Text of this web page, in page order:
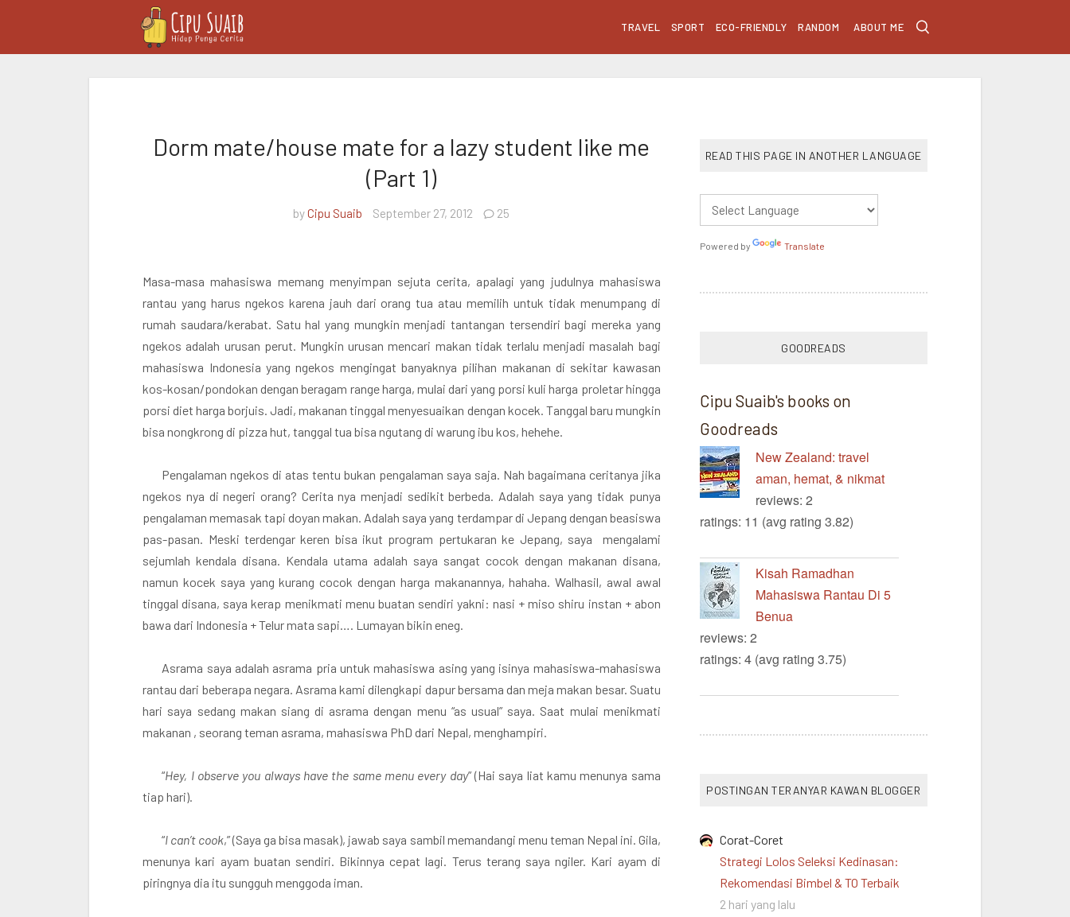
TRAVEL SPORT ECO-FRIENDLY RANDOM ABOUT ME
Dorm mate/house mate for a lazy student like me
(Part 1)
byCipu Suaib September 27, 2012 25
Masa-masa mahasiswa memang menyimpan sejuta cerita, apalagi yang judulnya mahasiswa
rantau yang harus ngekos karena jauh dari orang tua atau memilih untuk tidak menumpang di
rumah saudara/kerabat. Satu hal yang mungkin menjadi tantangan tersendiri bagi mereka yang
ngekos adalah urusan perut. Mungkin urusan mencari makan tidak terlalu menjadi masalah bagi
mahasiswa Indonesia yang ngekos mengingat banyaknya pilihan makanan di sekitar kawasan
kos-kosan/pondokan dengan beragam range harga, mulai dari yang porsi kuli harga proletar hingga
porsi diet harga borjuis. Jadi, makanan tinggal menyesuaikan dengan kocek. Tanggal baru mungkin
bisa nongkrong di pizza hut, tanggal tua bisa ngutang di warung ibu kos, hehehe.
Pengalaman ngekos di atas tentu bukan pengalaman saya saja. Nah bagaimana ceritanya jika
ngekos nya di negeri orang? Cerita nya menjadi sedikit berbeda. Adalah saya yang tidak punya
pengalaman memasak tapi doyan makan. Adalah saya yang terdampar di Jepang dengan beasiswa
pas-pasan. Meski terdengar keren bisa ikut program pertukaran ke Jepang, saya mengalami
sejumlah kendala disana. Kendala utama adalah saya sangat cocok dengan makanan disana,
namun kocek saya yang kurang cocok dengan harga makanannya, hahaha. Walhasil, awal awal
tinggal disana, saya kerap menikmati menu buatan sendiri yakni: nasi + miso shiru instan + abon
bawa dari Indonesia + Telur mata sapi…. Lumayan bikin eneg.
Asrama saya adalah asrama pria untuk mahasiswa asing yang isinya mahasiswa-mahasiswa
rantau dari beberapa negara. Asrama kami dilengkapi dapur bersama dan meja makan besar. Suatu
hari saya sedang makan siang di asrama dengan menu “as usual” saya. Saat mulai menikmati
makanan , seorang teman asrama, mahasiswa PhD dari Nepal, menghampiri.
“Hey, I observe you always have the same menu every day” (Hai saya liat kamu menunya sama
tiap hari).
“I can’t cook,” (Saya ga bisa masak), jawab saya sambil memandangi menu teman Nepal ini. Gila,
menunya kari ayam buatan sendiri. Bikinnya cepat lagi. Terus terang saya ngiler. Kari ayam di
piringnya dia itu sungguh menggoda iman.
READ THIS PAGE IN ANOTHER LANGUAGE
Powered by Translate
GOODREADS
Cipu Suaib's books on
Goodreads
New Zealand: travel
aman, hemat, & nikmat
reviews: 2
ratings: 11 (avg rating 3.82)
Kisah Ramadhan
Mahasiswa Rantau Di 5
Benua
reviews: 2
ratings: 4 (avg rating 3.75)
POSTINGAN TERANYAR KAWAN BLOGGER
Corat-Coret
Strategi Lolos Seleksi Kedinasan:
Rekomendasi Bimbel & TO Terbaik
2 hari yang lalu